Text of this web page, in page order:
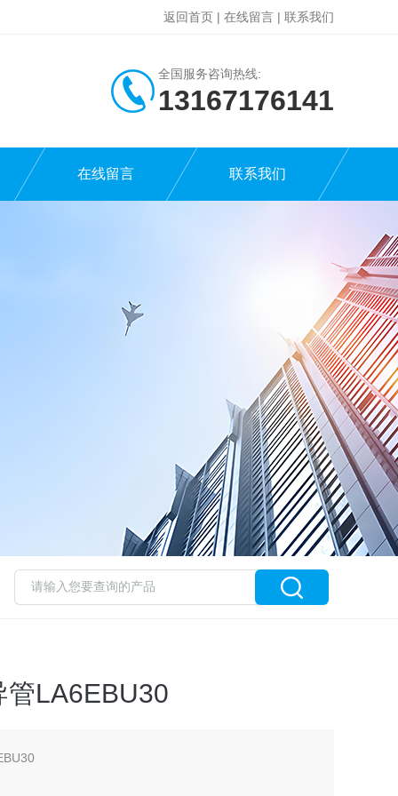
返回首页 | 在线留言 | 联系我们
全国服务咨询热线:
13167176141
在线留言 联系我们
管LA6EBU30